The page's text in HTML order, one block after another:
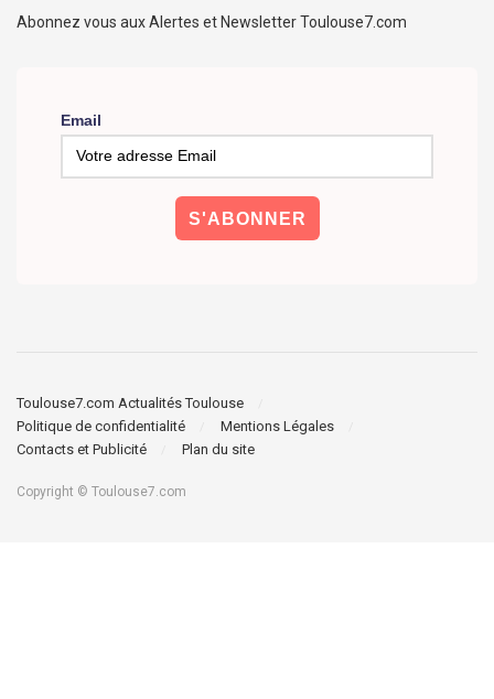
Abonnez vous aux Alertes et Newsletter Toulouse7.com
Email
Toulouse7.com Actualités Toulouse
Politique de confidentialité
Mentions Légales
Contacts et Publicité
Plan du site
Copyright © Toulouse7.com